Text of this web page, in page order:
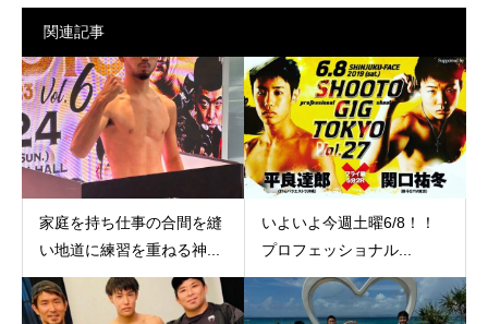
関連記事
家庭を持ち仕事の合間を縫
い地道に練習を重ねる神...
いよいよ今週土曜6/8！！
プロフェッショナル...